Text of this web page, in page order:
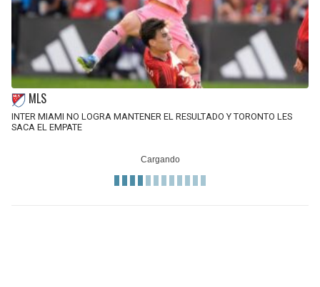
MLS
INTER MIAMI NO LOGRA MANTENER EL RESULTADO Y TORONTO LES
SACA EL EMPATE